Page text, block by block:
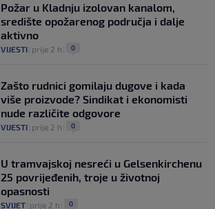
Požar u Kladnju izolovan kanalom,
središte opožarenog područja i dalje
aktivno
VIJESTI prije 2 h 0
Zašto rudnici gomilaju dugove i kada
više proizvode? Sindikat i ekonomisti
nude različite odgovore
VIJESTI prije 2 h 0
U tramvajskoj nesreći u Gelsenkirchenu
25 povrijeđenih, troje u životnoj
opasnosti
SVIJET prije 2 h 0